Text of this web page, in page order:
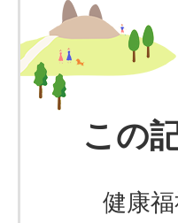
この
健康